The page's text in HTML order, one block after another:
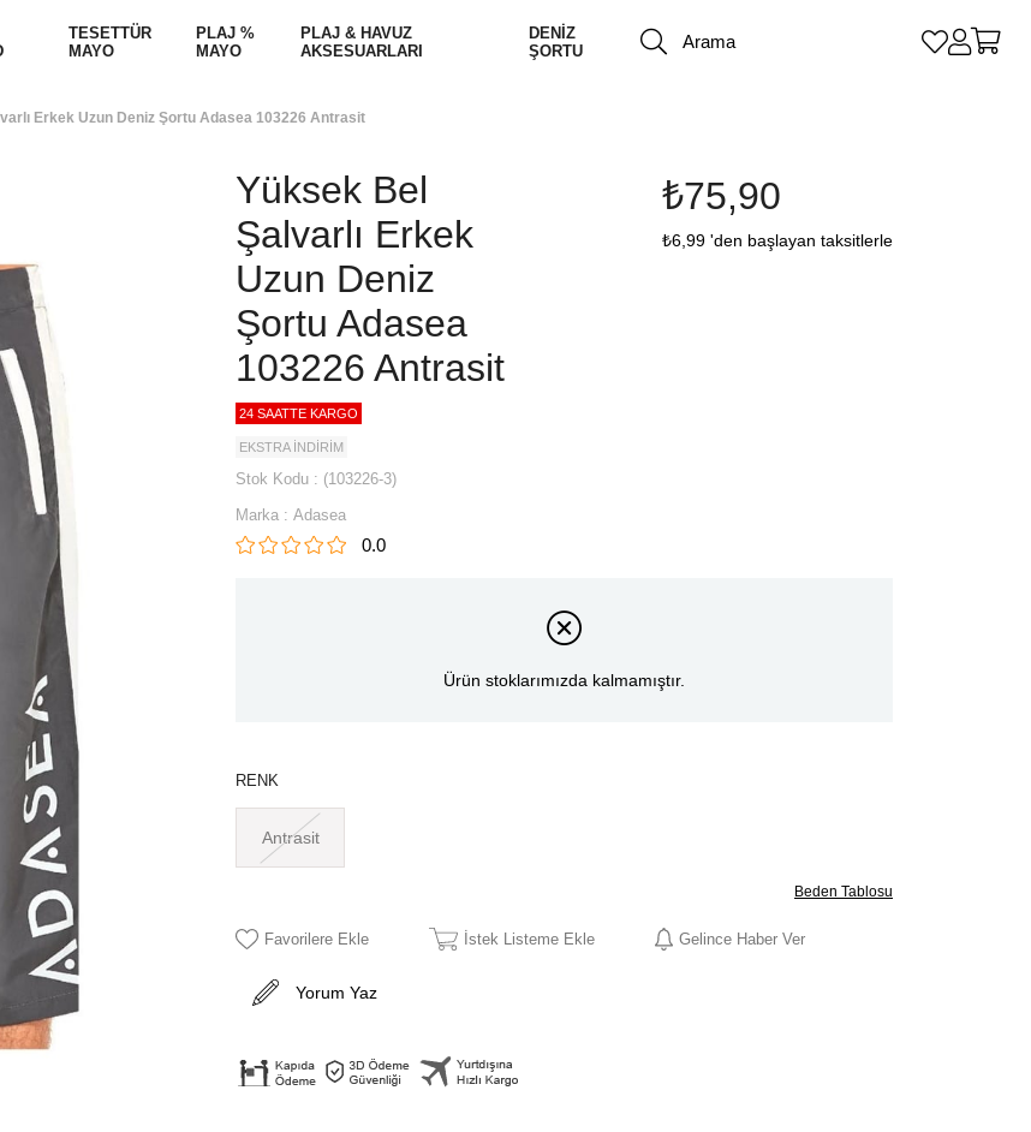
TESETTÜR
MAYO
PLAJ %
MAYO
PLAJ & HAVUZ
AKSESUARLARI
DENİZ
ŞORTU
Erkek Uzun Deniz Şortu Adasea 103226 Antrasit
Yüksek Bel
Şalvarlı Erkek
Uzun Deniz
Şortu Adasea
103226 Antrasit
₺75,90
₺6,99 'den başlayan taksitlerle
24 SAATTE KARGO
EKSTRA İNDİRİM
Stok Kodu
(103226-3)
Marka : Adasea
0.0
Ürün stoklarımızda kalmamıştır.
RENK
Antrasit
Beden Tablosu
Favorilere Ekle İstek Listeme Ekle Gelince Haber Ver
Yorum Yaz